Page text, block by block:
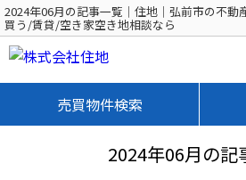
2024年06月の記事一覧｜住地｜弘前市の不動
買う/賃貸/空き家空き地相談なら
売買物件検索
2024年06月の記